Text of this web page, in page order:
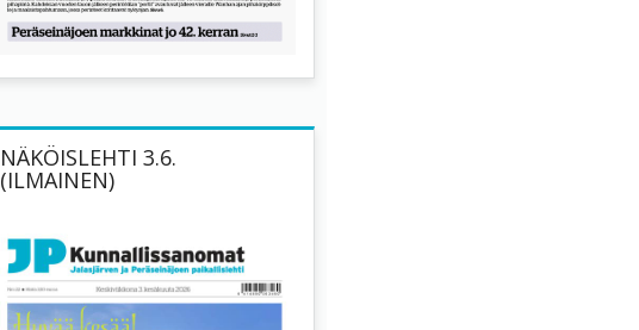
NÄKÖISLEHTI 3.6.
(ILMAINEN)